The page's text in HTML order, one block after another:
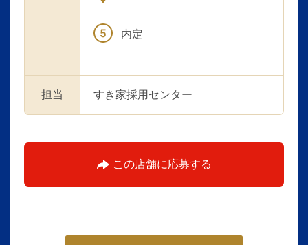
内定
担当 すき家採用センター
この店舗に応募する